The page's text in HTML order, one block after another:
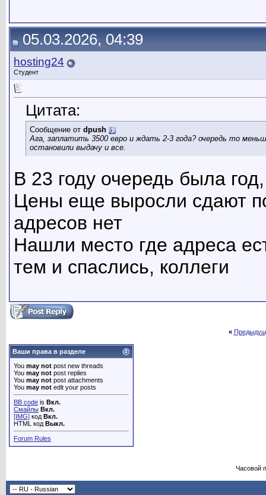
05.03.2026, 04:39
hosting24
Студент
Цитата:
Сообщение от dpush
Ага, заплатить 3500 евро и ждать 2-3 года? очередь то
остановили выдачу и все.
В 23 году очередь была
Цены еще выросли сдают
адресов нет
Нашли место где адреса
тем и спаслись, коллеги
«
Ваши права в разделе
You may not post new threads
You may not post replies
You may not post attachments
You may not edit your posts
BB code is Вкл.
Смайлы Вкл.
[IMG] код Вкл.
HTML код Выкл.
Forum Rules
Часовой